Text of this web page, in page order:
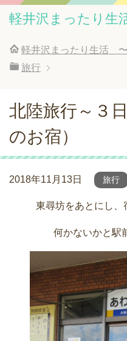
軽井沢まったり
軽井沢まったり生活
旅行
北陸旅行～３
のお宿）
2018年11月13日 旅行
東尋坊をあとにし、
何かないかと駅